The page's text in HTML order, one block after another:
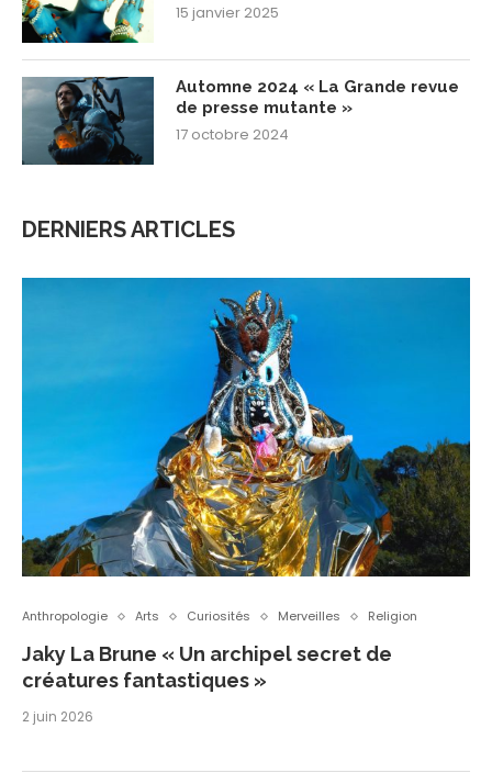
15 janvier 2025
Automne 2024 « La Grande revue
de presse mutante »
17 octobre 2024
DERNIERS ARTICLES
Anthropologie Arts Curiosités Merveilles Religion
Jaky La Brune « Un archipel secret de
créatures fantastiques »
2 juin 2026